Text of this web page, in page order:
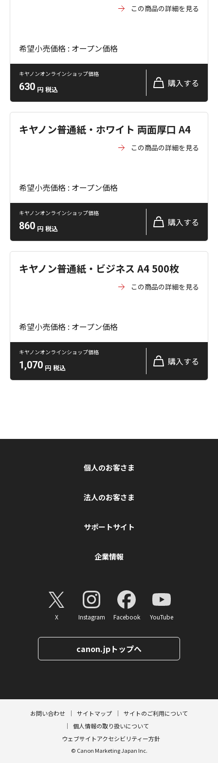
この商品の詳細を見る
希望小売価格 : オープン価格
キヤノンオンラインショップ価格
630 円 税込
購入する
キヤノン普通紙・ホワイト 両面厚口 A4
この商品の詳細を見る
希望小売価格 : オープン価格
キヤノンオンラインショップ価格
860 円 税込
購入する
キヤノン普通紙・ビジネス A4 500枚
この商品の詳細を見る
希望小売価格 : オープン価格
キヤノンオンラインショップ価格
1,070 円 税込
購入する
個人のお客さま
法人のお客さま
サポートサイト
企業情報
X Instagram Facebook YouTube
canon.jpトップへ
お問い合わせ サイトマップ
サイトのご利用について
個人情報の取り扱いについて
ウェブサイトアクセシビリティー方針
© Canon Marketing Japan Inc.